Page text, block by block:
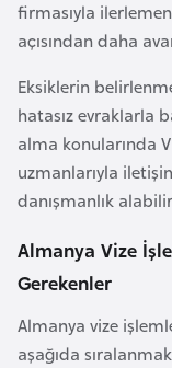
firmasıyla
açısından daha
Eksiklerin
hatasız evraklarla
alma konularında
uzmanlarıyla
danışmanlık
Almanya Vize
Gerekenler
Almanya vize
aşağıda
G
a
n
a
G
i
e
B